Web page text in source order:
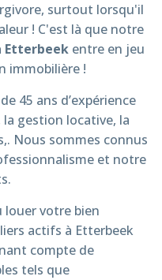
surtout lorsqu'il
! C'est là que notre
Etterbeek entre en jeu
immobilière !
45 ans d’expérience
gestion locative, la
Nous sommes connus
et notre
louer votre bien
actifs à Etterbeek
compte de
tels que